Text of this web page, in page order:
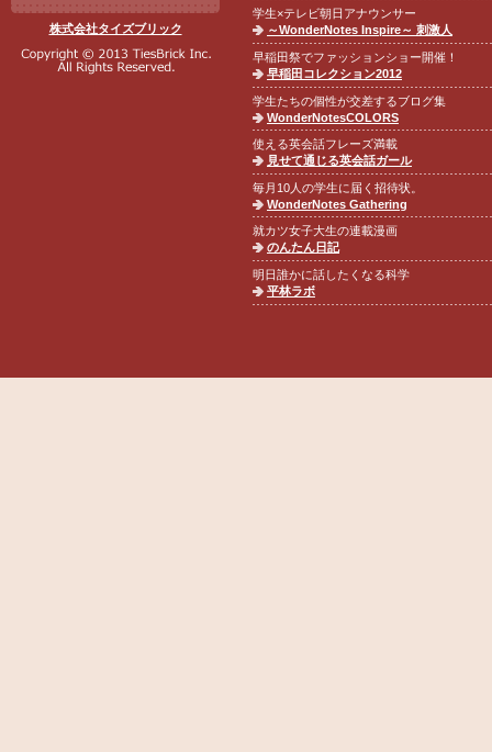
株式会社タイズブリック
学生×テレビ朝日アナウンサー
～WonderNotes Inspire～ 刺激人
早稲田祭でファッションショー開催！
早稲田コレクション2012
学生たちの個性が交差するブログ集
WonderNotesCOLORS
使える英会話フレーズ満載
見せて通じる英会話ガール
毎月10人の学生に届く招待状。
WonderNotes Gathering
就カツ女子大生の連載漫画
のんたん日記
明日誰かに話したくなる科学
平林ラボ